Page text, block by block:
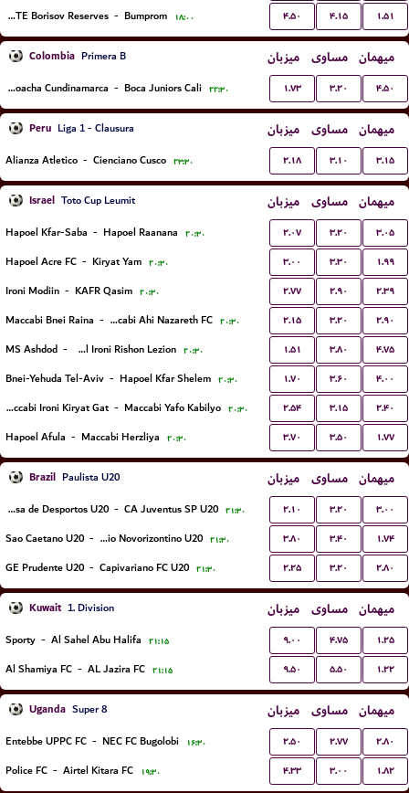
BATE Borisov Reserves - Bumprom ۱۸:۰۰ ۴.۵۰ ۴.۱۵ ۱.۵۱
Colombia Primera B میزبان مساوی میهمان
Real Soacha Cundinamarca - Boca Juniors Cali ۲۲:۳۰ ۱.۷۳ ۳.۲۰ ۴.۵۰
Peru Liga 1 - Clausura میزبان مساوی میهمان
Alianza Atletico - Cienciano Cusco ۲۳:۳۰ ۲.۱۸ ۳.۱۰ ۳.۱۵
Israel Toto Cup Leumit میزبان مساوی میهمان
Hapoel Kfar-Saba - Hapoel Raanana ۲۰:۳۰ ۲.۰۷ ۳.۲۰ ۳.۰۵
Hapoel Acre FC - Kiryat Yam ۲۰:۳۰ ۳.۰۰ ۳.۳۰ ۱.۹۹
Ironi Modiin - KAFR Qasim ۲۰:۳۰ ۲.۷۷ ۲.۹۰ ۲.۳۹
Maccabi Bnei Raina - Maccabi Ahi Nazareth FC ۲۰:۳۰ ۲.۱۵ ۳.۲۰ ۲.۹۰
MS Ashdod - Hapoel Ironi Rishon Lezion ۲۰:۳۰ ۱.۵۱ ۳.۸۰ ۴.۷۵
Bnei-Yehuda Tel-Aviv - Hapoel Kfar Shelem ۲۰:۳۰ ۱.۷۰ ۳.۶۰ ۴.۰۰
Maccabi Ironi Kiryat Gat - Maccabi Yafo Kabilyo ۲۰:۳۰ ۲.۵۴ ۳.۱۵ ۲.۴۰
Hapoel Afula - Maccabi Herzliya ۲۰:۳۰ ۳.۷۰ ۳.۵۰ ۱.۷۷
Brazil Paulista U20 میزبان مساوی میهمان
Portuguesa de Desportos U20 - CA Juventus SP U20 ۲۱:۳۰ ۲.۱۰ ۳.۲۰ ۳.۰۰
Sao Caetano U20 - Gremio Novorizontino U20 ۲۱:۳۰ ۳.۸۰ ۳.۴۰ ۱.۷۴
GE Prudente U20 - Capivariano FC U20 ۲۱:۳۰ ۲.۲۵ ۳.۲۰ ۲.۸۰
Kuwait 1. Division میزبان مساوی میهمان
Sporty - Al Sahel Abu Halifa ۲۱:۱۵ ۹.۰۰ ۴.۷۵ ۱.۲۵
Al Shamiya FC - AL Jazira FC ۲۱:۱۵ ۹.۵۰ ۵.۵۰ ۱.۲۲
Uganda Super 8 میزبان مساوی میهمان
Entebbe UPPC FC - NEC FC Bugolobi ۱۶:۳۰ ۲.۵۰ ۲.۷۷ ۲.۸۰
Police FC - Airtel Kitara FC ۱۹:۳۰ ۴.۳۳ ۳.۰۰ ۱.۸۲